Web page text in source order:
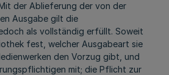
der Ablieferung der von der
Ausgabe gilt die
als vollständig erfüllt. Soweit
fest, welcher Ausgabeart sie
den Vorzug gibt, und
mit; die Pflicht zur